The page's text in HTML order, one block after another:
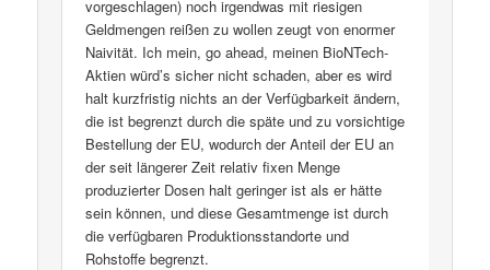
vorgeschlagen) noch irgendwas mit riesigen
Geldmengen reißen zu wollen zeugt von enormer
Naivität. Ich mein, go ahead, meinen BioNTech-
Aktien würd’s sicher nicht schaden, aber es wird
halt kurzfristig nichts an der Verfügbarkeit ändern,
die ist begrenzt durch die späte und zu vorsichtige
Bestellung der EU, wodurch der Anteil der EU an
der seit längerer Zeit relativ fixen Menge
produzierter Dosen halt geringer ist als er hätte
sein können, und diese Gesamtmenge ist durch
die verfügbaren Produktionsstandorte und
Rohstoffe begrenzt.